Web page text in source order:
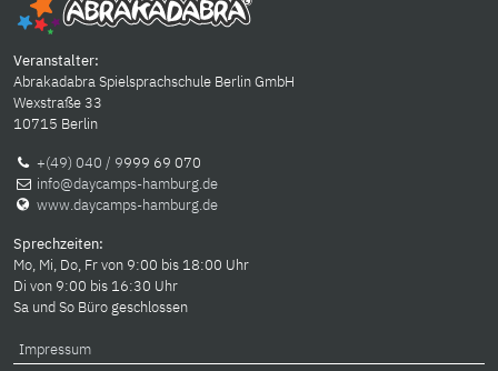
Veranstalter:
Abrakadabra Spielsprachschule Berlin GmbH
Wexstraße 33
10715 Berlin
+(49) 040 / 9999 69 070
info@daycamps-hamburg.de
www.daycamps-hamburg.de
Sprechzeiten:
Mo, Mi, Do, Fr von 9:00 bis 18:00 Uhr
Di von 9:00 bis 16:30 Uhr
Sa und So Büro geschlossen
Impressum